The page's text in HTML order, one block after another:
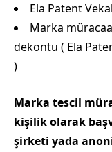
Ela Patent
Marka
dekontu ( Ela
)
Marka tescil
kişilik olarak
şirketi yada